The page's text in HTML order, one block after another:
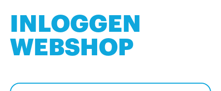
INLOGGEN
WEBSHOP